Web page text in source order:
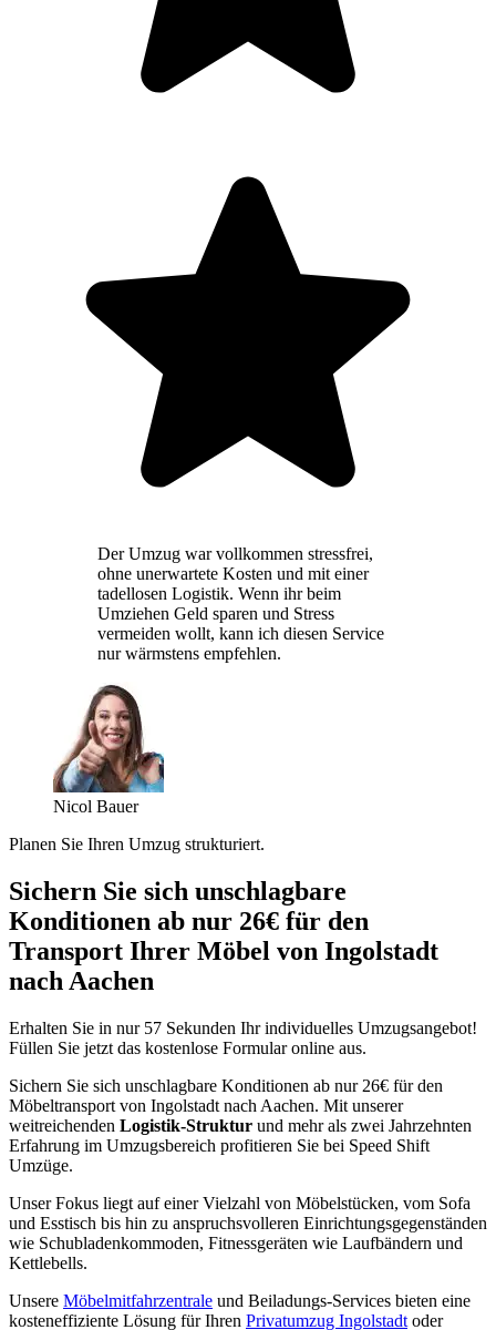
Der Umzug war vollkommen stressfrei,
ohne unerwartete Kosten und mit einer
tadellosen Logistik. Wenn ihr beim
Umziehen Geld sparen und Stress
vermeiden wollt, kann ich diesen Service
nur wärmstens empfehlen.
Nicol Bauer
Planen Sie Ihren Umzug strukturiert.
Sichern Sie sich unschlagbare
Konditionen ab nur 26€ für den
Transport Ihrer Möbel von Ingolstadt
nach Aachen
Erhalten Sie in nur 57 Sekunden Ihr individuelles Umzugsangebot!
Füllen Sie jetzt das kostenlose Formular online aus.
Sichern Sie sich unschlagbare Konditionen ab nur 26€ für den
Möbeltransport von Ingolstadt nach Aachen. Mit unserer
weitreichenden Logistik-Struktur und mehr als zwei Jahrzehnten
Erfahrung im Umzugsbereich profitieren Sie bei Speed Shift
Umzüge.
Unser Fokus liegt auf einer Vielzahl von Möbelstücken, vom Sofa
und Esstisch bis hin zu anspruchsvolleren Einrichtungsgegenständen
wie Schubladenkommoden, Fitnessgeräten wie Laufbändern und
Kettlebells.
Unsere Möbelmitfahrzentrale und Beiladungs-Services bieten eine
kosteneffiziente Lösung für Ihren Privatumzug Ingolstadt oder